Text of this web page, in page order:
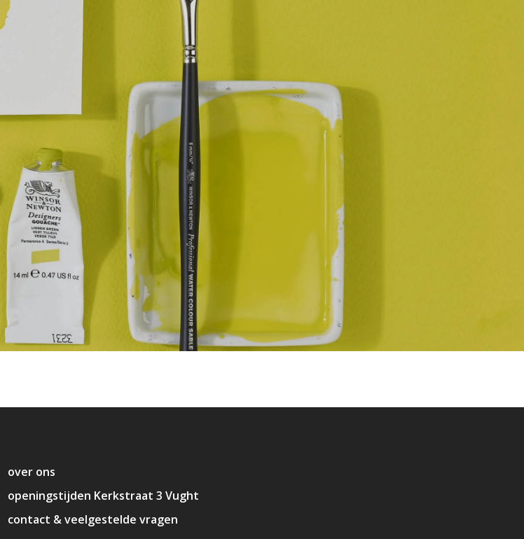
over ons
openingstijden Kerkstraat 3 Vught
contact & veelgestelde vragen